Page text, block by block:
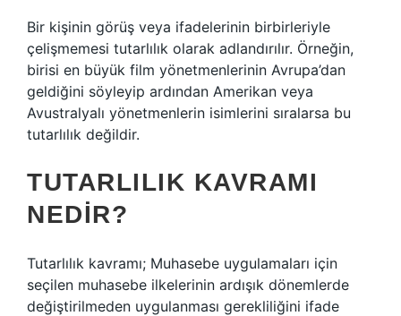
Bir kişinin görüş veya ifadelerinin birbirleriyle
çelişmemesi tutarlılık olarak adlandırılır. Örneğin,
birisi en büyük film yönetmenlerinin Avrupa’dan
geldiğini söyleyip ardından Amerikan veya
Avustralyalı yönetmenlerin isimlerini sıralarsa bu
tutarlılık değildir.
TUTARLILIK KAVRAMI
NEDIR?
Tutarlılık kavramı; Muhasebe uygulamaları için
seçilen muhasebe ilkelerinin ardışık dönemlerde
değiştirilmeden uygulanması gerekliliğini ifade